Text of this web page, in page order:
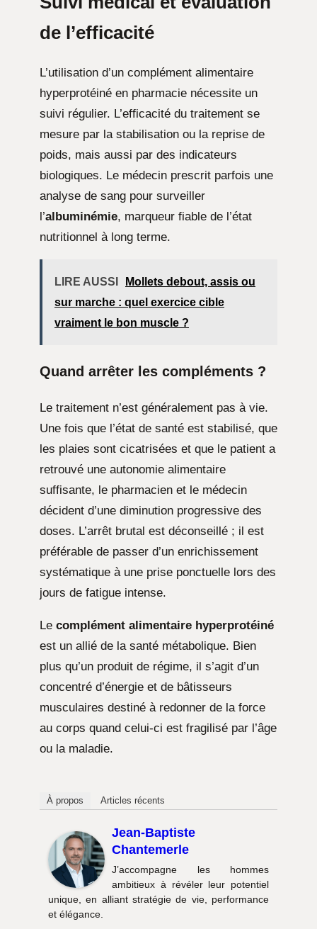
de l’efficacité
L’utilisation d’un complément alimentaire
hyperprotéiné en pharmacie nécessite un
suivi régulier. L’efficacité du traitement se
mesure par la stabilisation ou la reprise de
poids, mais aussi par des indicateurs
biologiques. Le médecin prescrit parfois une
analyse de sang pour surveiller
l’albuminémie, marqueur fiable de l’état
nutritionnel à long terme.
LIRE AUSSI
Mollets debout, assis ou
sur marche : quel exercice cible
vraiment le bon muscle ?
Quand arrêter les compléments ?
Le traitement n’est généralement pas à vie.
Une fois que l’état de santé est stabilisé, que
les plaies sont cicatrisées et que le patient a
retrouvé une autonomie alimentaire
suffisante, le pharmacien et le médecin
décident d’une diminution progressive des
doses. L’arrêt brutal est déconseillé ; il est
préférable de passer d’un enrichissement
systématique à une prise ponctuelle lors des
jours de fatigue intense.
Le complément alimentaire hyperprotéiné
est un allié de la santé métabolique. Bien
plus qu’un produit de régime, il s’agit d’un
concentré d’énergie et de bâtisseurs
musculaires destiné à redonner de la force
au corps quand celui-ci est fragilisé par l’âge
ou la maladie.
À propos Articles récents
Jean-Baptiste
Chantemerle
J’accompagne les hommes
ambitieux à révéler leur potentiel
unique, en alliant stratégie de vie, performance
et élégance.